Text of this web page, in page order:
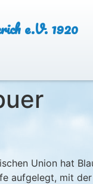
e.V. 1920
Union hat
aufgelegt, mit